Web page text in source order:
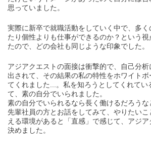
思っていました。
実際に新卒で就職活動をしていく中で、多く
たり個性よりも仕事ができるのか？という
たので、どの会社も同じような印象でした。
アジアクエストの面接は衝撃的で、自己分
出されて、その結果の私の特性をホワイト
てくれました...。私を知ろうとしてくれてい
て、素の自分でいられました。
素の自分でいられるなら長く働けるだろうな
先輩社員の方とお話をしてみて、やりたいこ
える環境があると「直感」で感じて、アジ
決めました。